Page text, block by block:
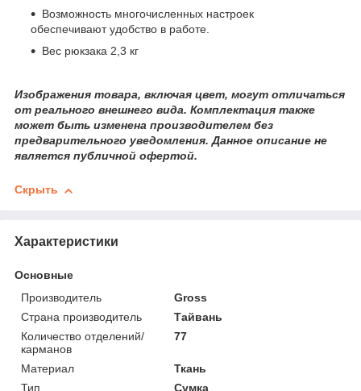
Возможность многочисленных настроек
обеспечивают удобство в работе.
Вес рюкзака 2,3 кг
Изображения товара, включая цвет, могут отличаться
от реального внешнего вида. Комплектация также
может быть изменена производителем без
предварительного уведомления. Данное описание не
является публичной офертой.
Скрыть
Характеристики
Основные
Производитель
Gross
Страна производитель
Тайвань
Количество отделений/
карманов
77
Материал
Ткань
Тип
Сумка